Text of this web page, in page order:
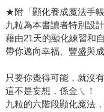
★附「顯化養成魔法手帳
九粒為本書讀者特別設計
藉由21天的顯化練習和
帶你邁向幸福、豐盛與
只要你覺得可能，就沒
這不是妄想，係金ㄟ！
九粒的六階段顯化魔法